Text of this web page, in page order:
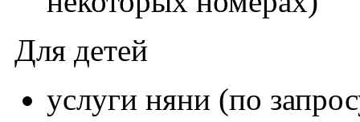
Для детей
услуги няни (по